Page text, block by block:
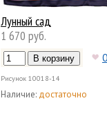
Лунный сад
1 670 руб.
Рисунок 10018-14
Наличие: достаточно